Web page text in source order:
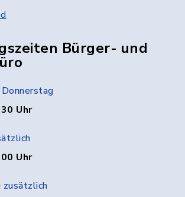
Bürger- und
Uhr
Uhr
zusätzlich